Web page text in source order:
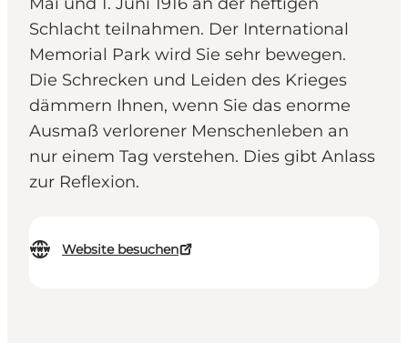
Mai und 1. Juni 1916 an der heftigen
Schlacht teilnahmen. Der International
Memorial Park wird Sie sehr bewegen.
Die Schrecken und Leiden des Krieges
dämmern Ihnen, wenn Sie das enorme
Ausmaß verlorener Menschenleben an
nur einem Tag verstehen. Dies gibt Anlass
zur Reflexion.
Website besuchen